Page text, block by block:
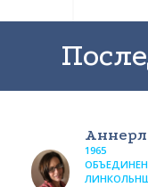
1965